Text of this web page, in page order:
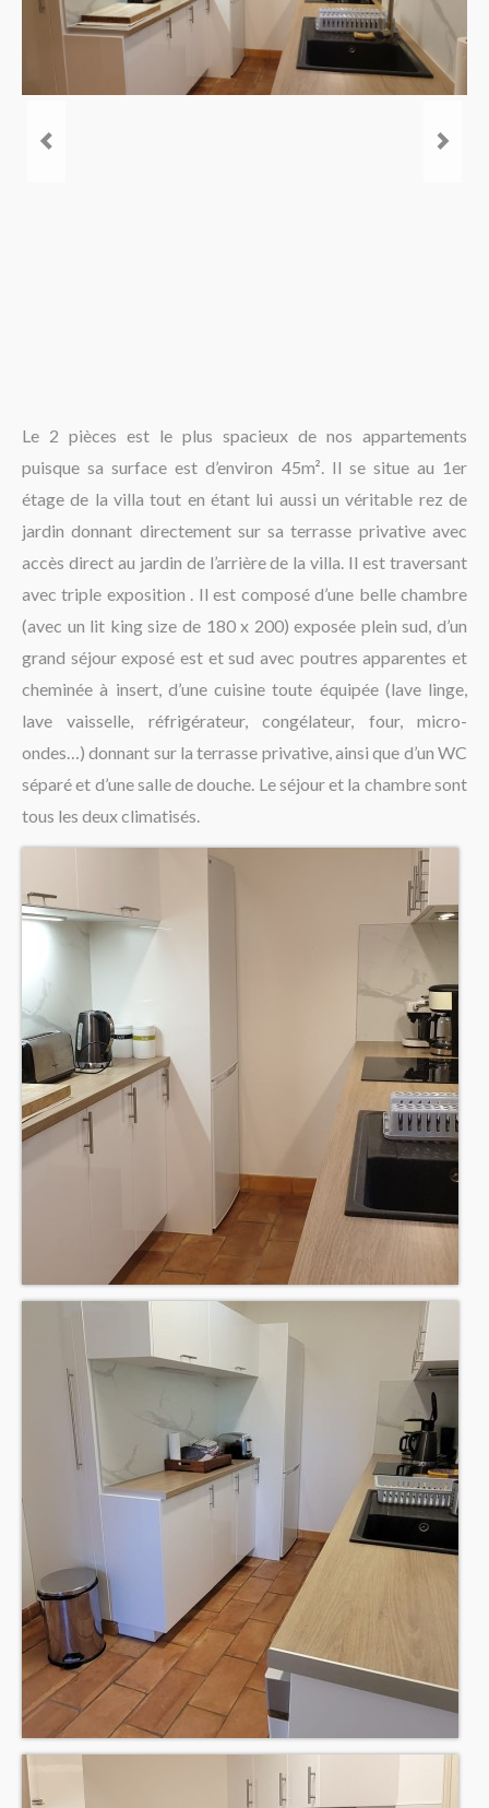
La région
Le 2 pièces est le plus spacieux de nos appartements
puisque sa surface est d’environ 45m². Il se situe au 1er
étage de la villa tout en étant lui aussi un véritable rez de
jardin donnant directement sur sa terrasse privative avec
accès direct au jardin de l’arrière de la villa. Il est traversant
avec triple exposition . Il est composé d’une belle chambre
(avec un lit king size de 180 x 200) exposée plein sud, d’un
grand séjour exposé est et sud avec poutres apparentes et
cheminée à insert, d’une cuisine toute équipée (lave linge,
lave vaisselle, réfrigérateur, congélateur, four, micro-
ondes…) donnant sur la terrasse privative, ainsi que d’un WC
séparé et d’une salle de douche. Le séjour et la chambre sont
tous les deux climatisés.